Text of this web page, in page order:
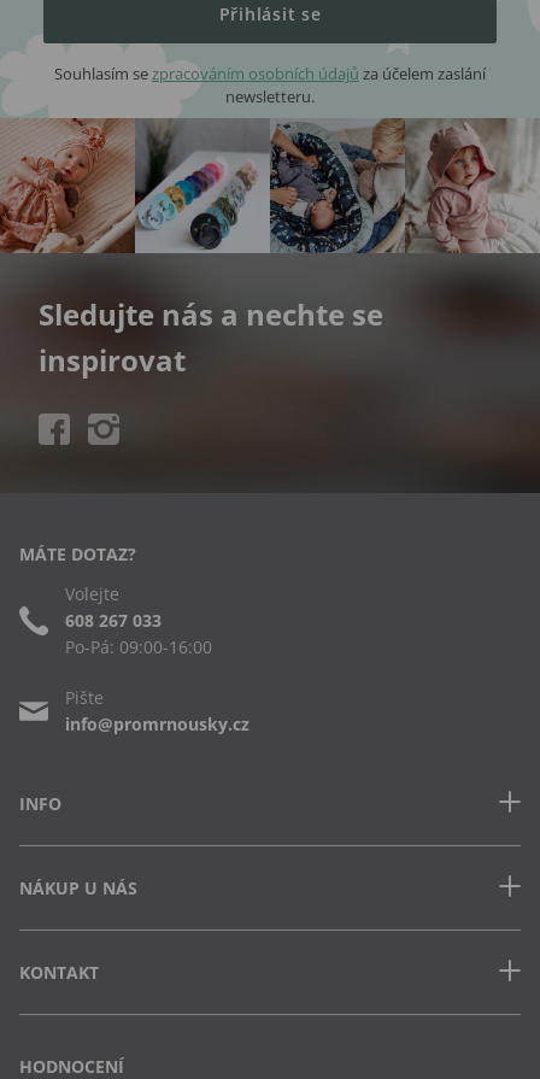
Přihlásit se
Souhlasím sezpracováním osobních údajů za účelem zaslání
newsletteru.
Sledujte nás a nechte se
inspirovat
INFO
Často kladené dotazy
Obchodní podmínky
Ochrana osobních údajů
NÁKUP U NÁS
Jak uplatnit slevový kód
Vrácení zboží a výměna
Osobní odběr na pobočce
KONTAKT
Vejvarovo nábřeží 199
MÁTE DOTAZ?
Volejte
608 267 033
Po-Pá: 09:00-16:00
Pište
info@promrnousky.cz
HODNOCENÍ